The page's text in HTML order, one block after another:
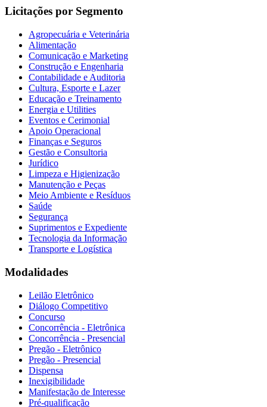
Licitações por Segmento
Agropecuária e Veterinária
Alimentação
Comunicação e Marketing
Construção e Engenharia
Contabilidade e Auditoria
Cultura, Esporte e Lazer
Educação e Treinamento
Energia e Utilities
Eventos e Cerimonial
Apoio Operacional
Finanças e Seguros
Gestão e Consultoria
Jurídico
Limpeza e Higienização
Manutenção e Peças
Meio Ambiente e Resíduos
Saúde
Segurança
Suprimentos e Expediente
Tecnologia da Informação
Transporte e Logística
Modalidades
Leilão Eletrônico
Diálogo Competitivo
Concurso
Concorrência - Eletrônica
Concorrência - Presencial
Pregão - Eletrônico
Pregão - Presencial
Dispensa
Inexigibilidade
Manifestação de Interesse
Pré-qualificação